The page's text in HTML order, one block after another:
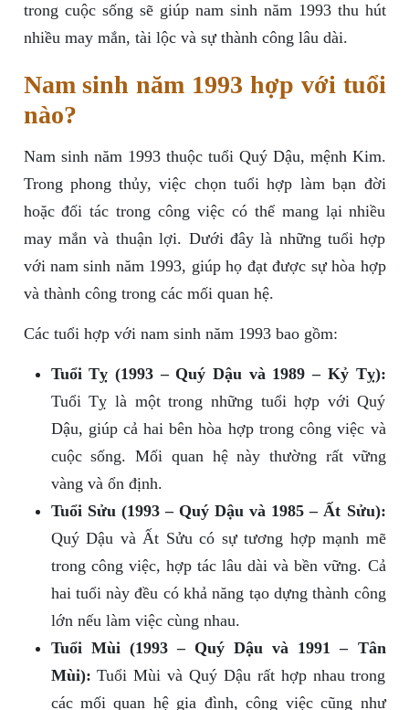
trong cuộc sống sẽ giúp nam sinh năm 1993 thu hút
nhiều may mắn, tài lộc và sự thành công lâu dài.
Nam sinh năm 1993 hợp với tuổi
nào?
Nam sinh năm 1993 thuộc tuổi Quý Dậu, mệnh Kim.
Trong phong thủy, việc chọn tuổi hợp làm bạn đời
hoặc đối tác trong công việc có thể mang lại nhiều
may mắn và thuận lợi. Dưới đây là những tuổi hợp
với nam sinh năm 1993, giúp họ đạt được sự hòa hợp
và thành công trong các mối quan hệ.
Các tuổi hợp với nam sinh năm 1993 bao gồm:
Tuổi Tỵ (1993 – Quý Dậu và 1989 – Kỷ Tỵ):
Tuổi Tỵ là một trong những tuổi hợp với Quý
Dậu, giúp cả hai bên hòa hợp trong công việc và
cuộc sống. Mối quan hệ này thường rất vững
vàng và ổn định.
Tuổi Sửu (1993 – Quý Dậu và 1985 – Ất Sửu):
Quý Dậu và Ất Sửu có sự tương hợp mạnh mẽ
trong công việc, hợp tác lâu dài và bền vững. Cả
hai tuổi này đều có khả năng tạo dựng thành công
lớn nếu làm việc cùng nhau.
Tuổi Mùi (1993 – Quý Dậu và 1991 – Tân
Mùi): Tuổi Mùi và Quý Dậu rất hợp nhau trong
các mối quan hệ gia đình, công việc cũng như